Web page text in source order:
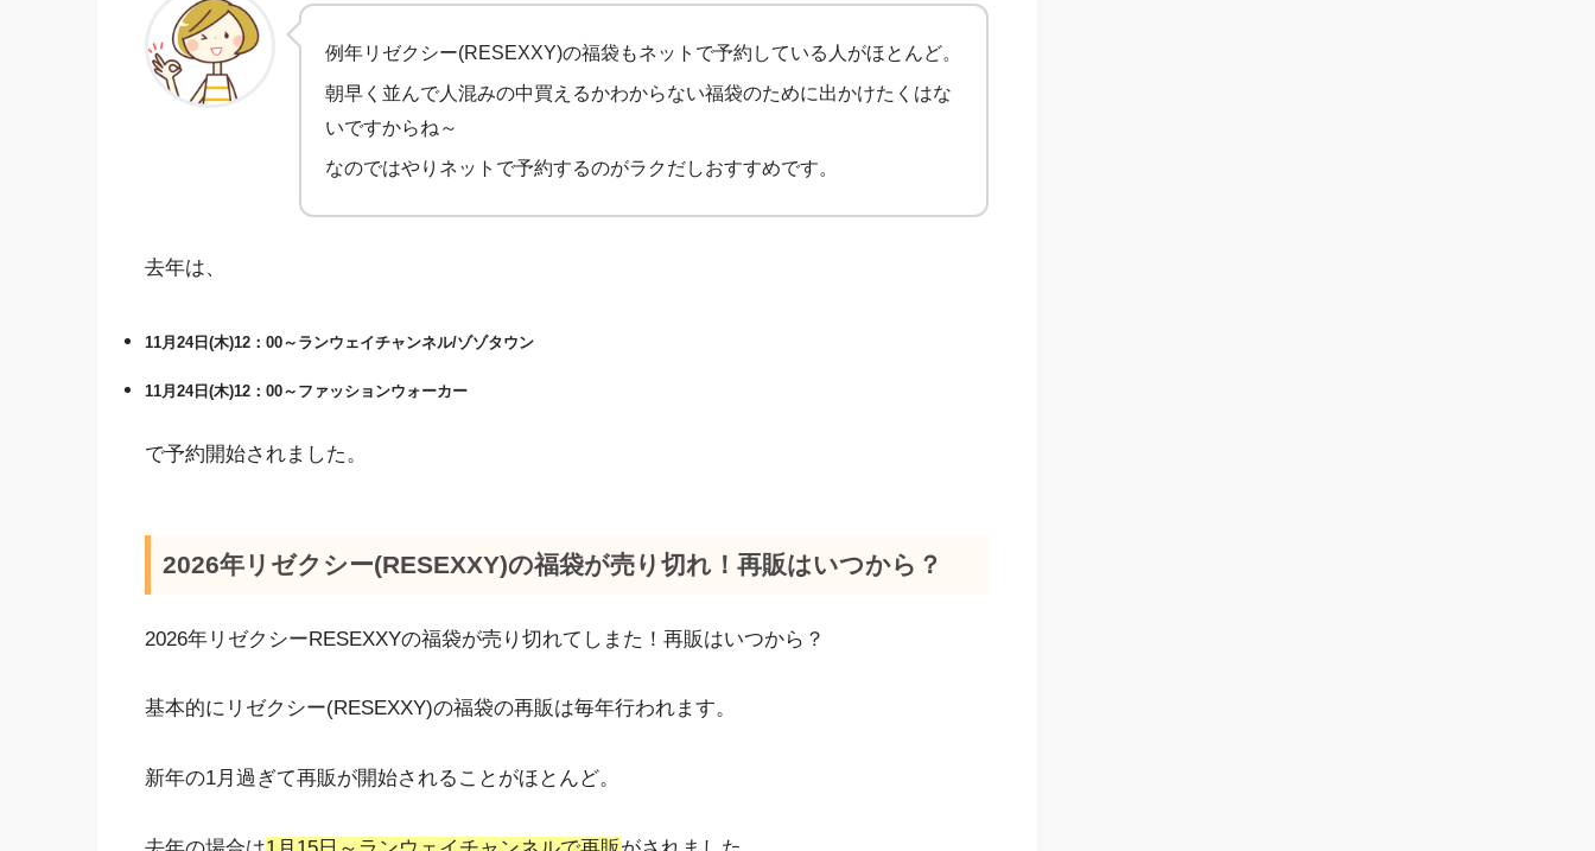
例年リゼクシー(RESEXXY)の福袋もネットで予約している人がほとんど。
朝早く並んで人混みの中買えるかわからない福袋のために出かけたくはな
いですからね～
なのではやりネットで予約するのがラクだしおすすめです。
去年は、
11月24日(木)12：00～ランウェイチャンネル/ゾゾタウン
11月24日(木)12：00～ファッションウォーカー
で予約開始されました。
2026年リゼクシー(RESEXXY)の福袋が売り切れ！再販はいつから？
2026年リゼクシーRESEXXYの福袋が売り切れてしまた！再販はいつから？
基本的にリゼクシー(RESEXXY)の福袋の再販は毎年行われます。
新年の1月過ぎて再販が開始されることがほとんど。